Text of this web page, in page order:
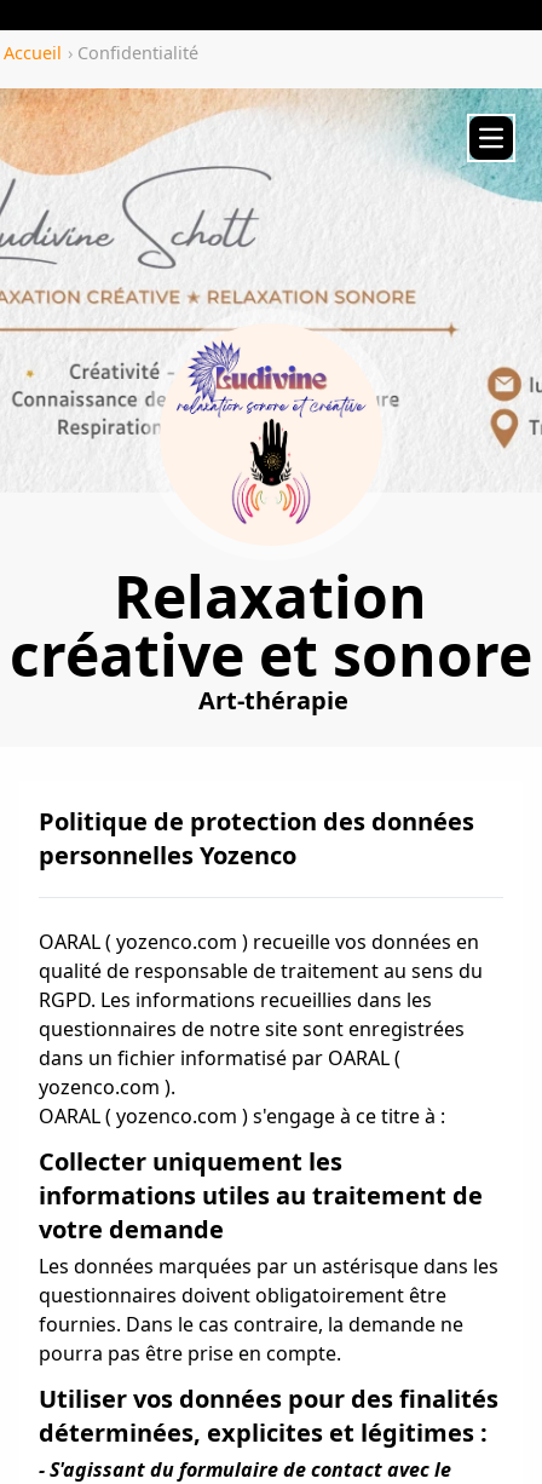
Accueil › Confidentialité
Relaxation
créative et sonore
Art-thérapie
Politique de protection des données
personnelles Yozenco
OARAL ( yozenco.com ) recueille vos données en
qualité de responsable de traitement au sens du
RGPD. Les informations recueillies dans les
questionnaires de notre site sont enregistrées
dans un fichier informatisé par OARAL (
yozenco.com ).
OARAL ( yozenco.com ) s'engage à ce titre à :
Collecter uniquement les
informations utiles au traitement de
votre demande
Les données marquées par un astérisque dans les
questionnaires doivent obligatoirement être
fournies. Dans le cas contraire, la demande ne
pourra pas être prise en compte.
Utiliser vos données pour des finalités
déterminées, explicites et légitimes :
- S'agissant du formulaire de contact avec le